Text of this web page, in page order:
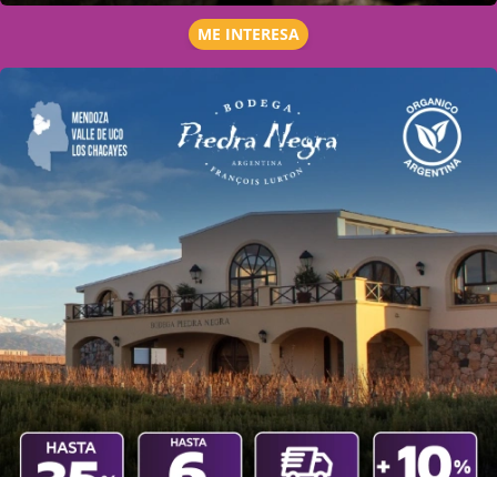
ME INTERESA